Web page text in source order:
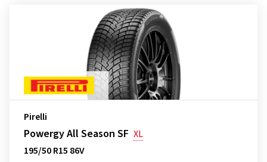
Pirelli
Powergy All Season SF XL
195/50 R15 86V